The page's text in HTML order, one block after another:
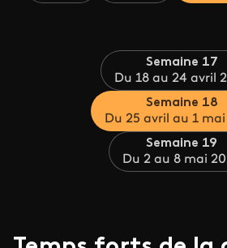
Semaine 17
Du 18 au 24 avril
Semaine 18
Du 25 avril au 1
Semaine 19
Du 2 au 8 mai